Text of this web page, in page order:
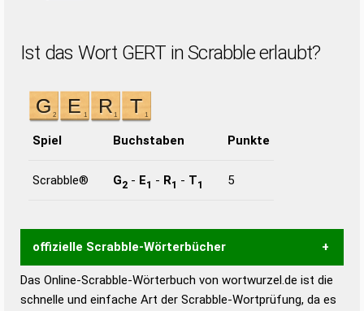
Ist das Wort GERT in Scrabble erlaubt?
Spiel Buchstaben Punkte
Scrabble® G2 - E1 - R1 - T1 5
offizielle Scrabble-Wörterbücher
Wortwurzel liefert mit Hilfe eines semantischen
Das Online-Scrabble-Wörterbuch von wortwurzel.de ist die
schnelle und einfache Art der Scrabble-Wortprüfung, da es